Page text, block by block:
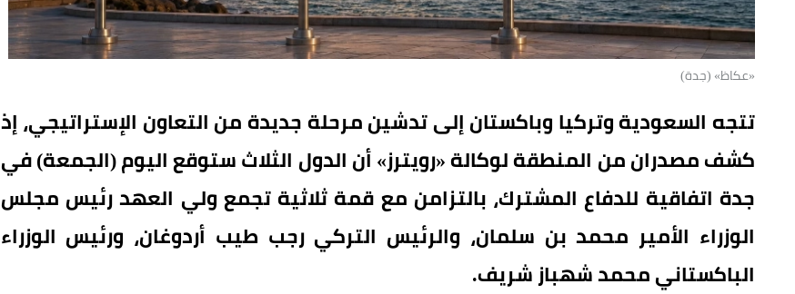
«عكاظ» (جدة)
تتجه السعودية وتركيا وباكستان إلى تدشين مرحلة جديدة من التعاون الإستراتيجي، إذ
كشف مصدران من المنطقة لوكالة «رويترز» أن الدول الثلاث ستوقع اليوم (الجمعة) في
جدة اتفاقية للدفاع المشترك، بالتزامن مع قمة ثلاثية تجمع ولي العهد رئيس مجلس
الوزراء الأمير محمد بن سلمان، والرئيس التركي رجب طيب أردوغان، ورئيس الوزراء
الباكستاني محمد شهباز شريف.